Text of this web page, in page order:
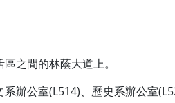
之間的林蔭大道上。
辦公室(L514)、歷史系辦公室